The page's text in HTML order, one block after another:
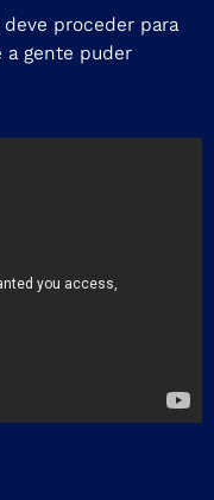
proceder para
a gente puder